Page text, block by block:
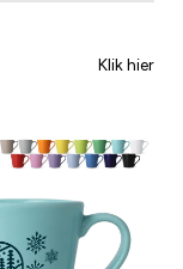
Klik hier